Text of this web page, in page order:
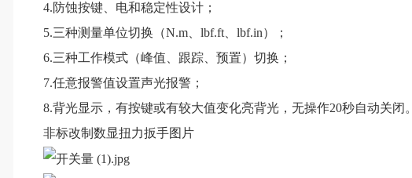
4.防蚀按键、电和稳定性设计；
5.三种测量单位切换（N.m、lbf.ft、lbf.in）；
6.三种工作模式（峰值、跟踪、预置）切换；
7.任意报警值设置声光报警；
8.背光显示，有按键或有较大值变化亮背光，无操作20秒自动关闭。
非标改制数显扭力扳手图片